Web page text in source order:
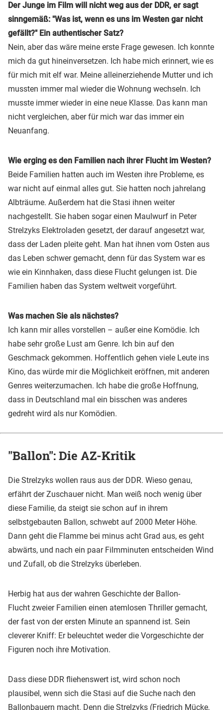
Der Junge im Film will nicht weg aus der DDR, er sagt
sinngemäß: "Was ist, wenn es uns im Westen gar nicht
gefällt?" Ein authentischer Satz?
Nein, aber das wäre meine erste Frage gewesen. Ich konnte
mich da gut hineinversetzen. Ich habe mich erinnert, wie es
für mich mit elf war. Meine alleinerziehende Mutter und ich
mussten immer mal wieder die Wohnung wechseln. Ich
musste immer wieder in eine neue Klasse. Das kann man
nicht vergleichen, aber für mich war das immer ein
Neuanfang.
Wie erging es den Familien nach ihrer Flucht im Westen?
Beide Familien hatten auch im Westen ihre Probleme, es
war nicht auf einmal alles gut. Sie hatten noch jahrelang
Albträume. Außerdem hat die Stasi ihnen weiter
nachgestellt. Sie haben sogar einen Maulwurf in Peter
Strelzyks Elektroladen gesetzt, der darauf angesetzt war,
dass der Laden pleite geht. Man hat ihnen vom Osten aus
das Leben schwer gemacht, denn für das System war es
wie ein Kinnhaken, dass diese Flucht gelungen ist. Die
Familien haben das System weltweit vorgeführt.
Was machen Sie als nächstes?
Ich kann mir alles vorstellen – außer eine Komödie. Ich
habe sehr große Lust am Genre. Ich bin auf den
Geschmack gekommen. Hoffentlich gehen viele Leute ins
Kino, das würde mir die Möglichkeit eröffnen, mit anderen
Genres weiterzumachen. Ich habe die große Hoffnung,
dass in Deutschland mal ein bisschen was anderes
gedreht wird als nur Komödien.
"Ballon": Die AZ-Kritik
Die Strelzyks wollen raus aus der DDR. Wieso genau,
erfährt der Zuschauer nicht. Man weiß noch wenig über
diese Familie, da steigt sie schon auf in ihrem
selbstgebauten Ballon, schwebt auf 2000 Meter Höhe.
Dann geht die Flamme bei minus acht Grad aus, es geht
abwärts, und nach ein paar Filmminuten entscheiden Wind
und Zufall, ob die Strelzyks überleben.
Herbig hat aus der wahren Geschichte der Ballon-
Flucht zweier Familien einen atemlosen Thriller gemacht,
der fast von der ersten Minute an spannend ist. Sein
cleverer Kniff: Er beleuchtet weder die Vorgeschichte der
Figuren noch ihre Motivation.
Dass diese DDR fliehenswert ist, wird schon noch
plausibel, wenn sich die Stasi auf die Suche nach den
Ballonbauern macht. Denn die Strelzyks (Friedrich Mücke,